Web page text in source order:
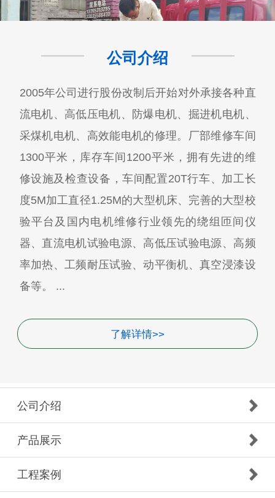
公司介绍
2005年公司进行股份改制后开始对外承接各种直
流电机、高低压电机、防爆电机、掘进机电机、
采煤机电机、高效能电机的修理。厂部维修车间
1300平米，库存车间1200平米，拥有先进的维
修设施及检查设备，车间配置20T行车、加工长
度5M加工直径1.25M的大型机床、完善的大型校
验平台及国内电机维修行业领先的绕组匝间仪
器、直流电机试验电源、高低压试验电源、高频
率加热、工频耐压试验、动平衡机、真空浸漆设
备等。 ...
了解详情>>
公司介绍
产品展示
工程案例